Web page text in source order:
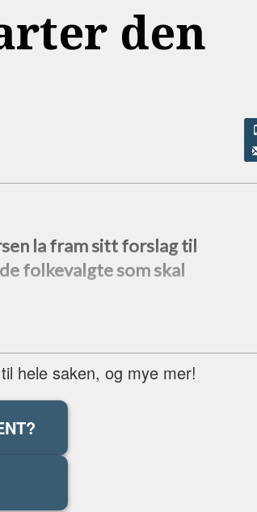
den
la fram sitt forslag til
folkevalgte som skal
hele saken, og mye mer!